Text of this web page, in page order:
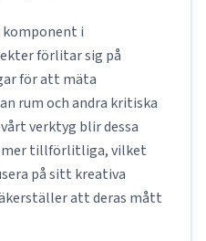
komponent i
förlitar sig på
för att mäta
rum och andra kritiska
verktyg blir dessa
mer tillförlitliga, vilket
på sitt kreativa
att deras mått